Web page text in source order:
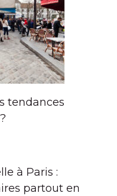
tendances
à Paris :
partout en